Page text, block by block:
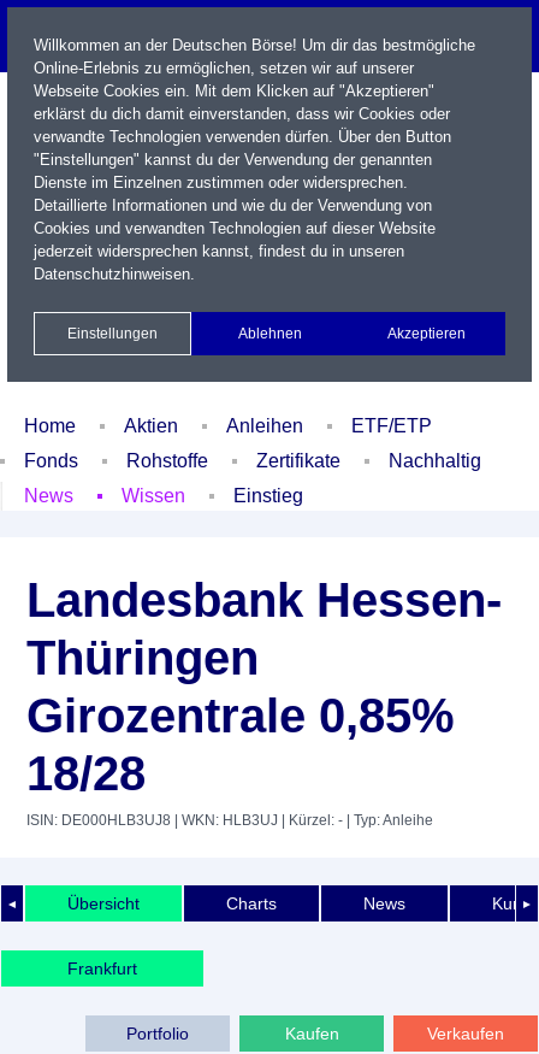
Name / WKN / ISIN / Kürzel
Xetra Realtime
Watchlist Portfolio Login
Home Aktien Anleihen
ETF/ETP
Fonds
Rohstoffe Zertifikate
Nachhaltig
News
Wissen Einstieg
Landesbank Hessen-
Thüringen
Girozentrale 0,85%
18/28
ISIN: DE000HLB3UJ8 | WKN: HLB3UJ | Kürzel: - | Typ: Anleihe
◄ ►
Übersicht Charts News
Frankfurt
Verkaufen
Kaufen
Portfolio
Willkommen an der Deutschen Börse! Um dir das bestmögliche
Online-Erlebnis zu ermöglichen, setzen wir auf unserer
Webseite Cookies ein. Mit dem Klicken auf "Akzeptieren"
erklärst du dich damit einverstanden, dass wir Cookies oder
verwandte Technologien verwenden dürfen. Über den Button
"Einstellungen" kannst du der Verwendung der genannten
Dienste im Einzelnen zustimmen oder widersprechen.
Detaillierte Informationen und wie du der Verwendung von
Cookies und verwandten Technologien auf dieser Website
jederzeit widersprechen kannst, findest du in unseren
Datenschutzhinweisen.
Einstellungen Ablehnen Akzeptieren